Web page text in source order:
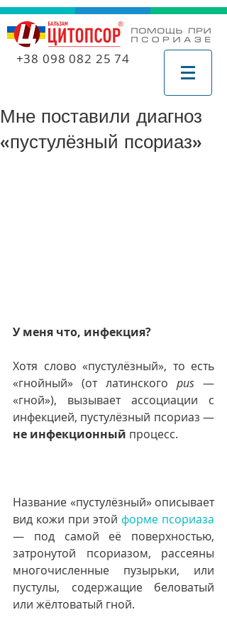
+38 098 082 25 74
Мне поставили диагноз
«пустулёзный псориаз»
У меня что, инфекция?
Хотя слово «пустулёзный», то есть
«гнойный» (от латинского pus —
«гной»), вызывает ассоциации с
не инфекционный процесс.
Название «пустулёзный» описывает
вид кожи при этой форме псориаза
— под самой её поверхностью,
затронутой псориазом, рассеяны
многочисленные пузырьки, или
пустулы, содержащие беловатый
или жёлтоватый гной.